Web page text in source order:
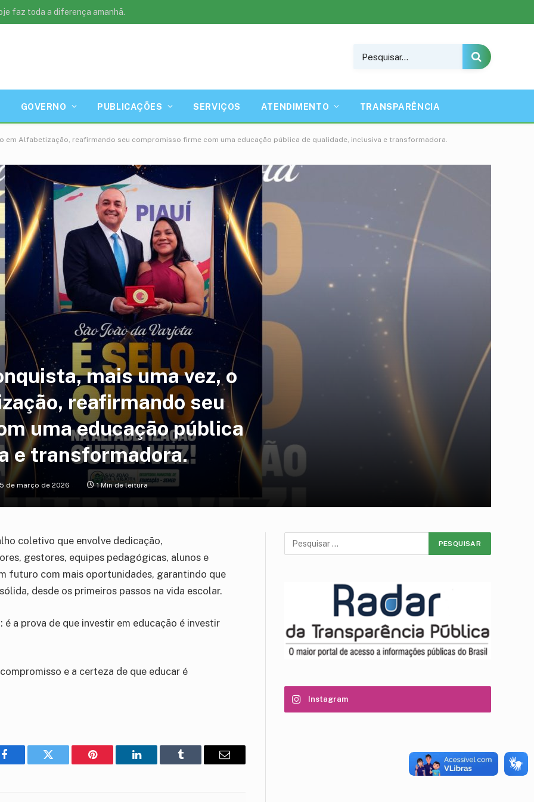
faz toda a diferença amanhã.
GOVERNO PUBLICAÇÕES SERVIÇOS ATENDIMENTO TRANSPARÊNCIA
em Alfabetização, reafirmando seu compromisso firme com uma educação pública de qualidade, inclusiva e transformadora.
mais uma vez, o
reafirmando seu
uma educação pública
e transformadora.
de março de 2026 1 Min de leitura
coletivo que envolve dedicação,
gestores, equipes pedagógicas, alunos e
futuro com mais oportunidades, garantindo que
desde os primeiros passos na vida escolar.
a prova de que investir em educação é investir
e a certeza de que educar é
Facebook Twitter Pinterest LinkedIn Tumblr
E-
Instagram